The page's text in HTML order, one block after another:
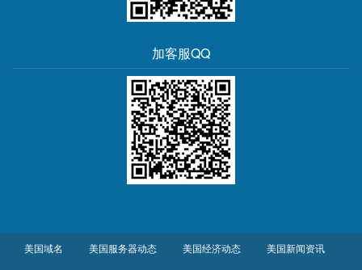
加客服QQ
美国域名 美国服务器动态 美国经济动态 美国新闻资讯